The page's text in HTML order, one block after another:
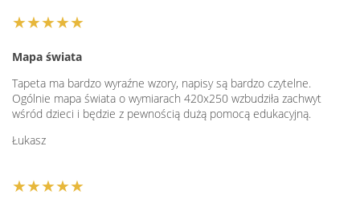
★★★★★
Mapa świata
Tapeta ma bardzo wyraźne wzory, napisy są bardzo czytelne.
Ogólnie mapa świata o wymiarach 420x250 wzbudziła zachwyt
wśród dzieci i będzie z pewnością dużą pomocą edukacyjną.
Łukasz
★★★★★